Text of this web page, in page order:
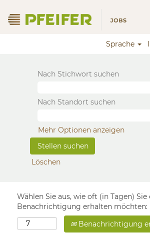
Sprache
Nach Stichwort suchen
Nach Standort suchen
Mehr Optionen anzeigen
Löschen
Wählen Sie aus, wie oft (in Tagen) Sie
Benachrichtigung erhalten möchten:
Benachrichtigung